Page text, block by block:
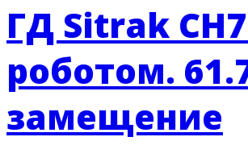
ГД Sitrak
роботом.
замещение